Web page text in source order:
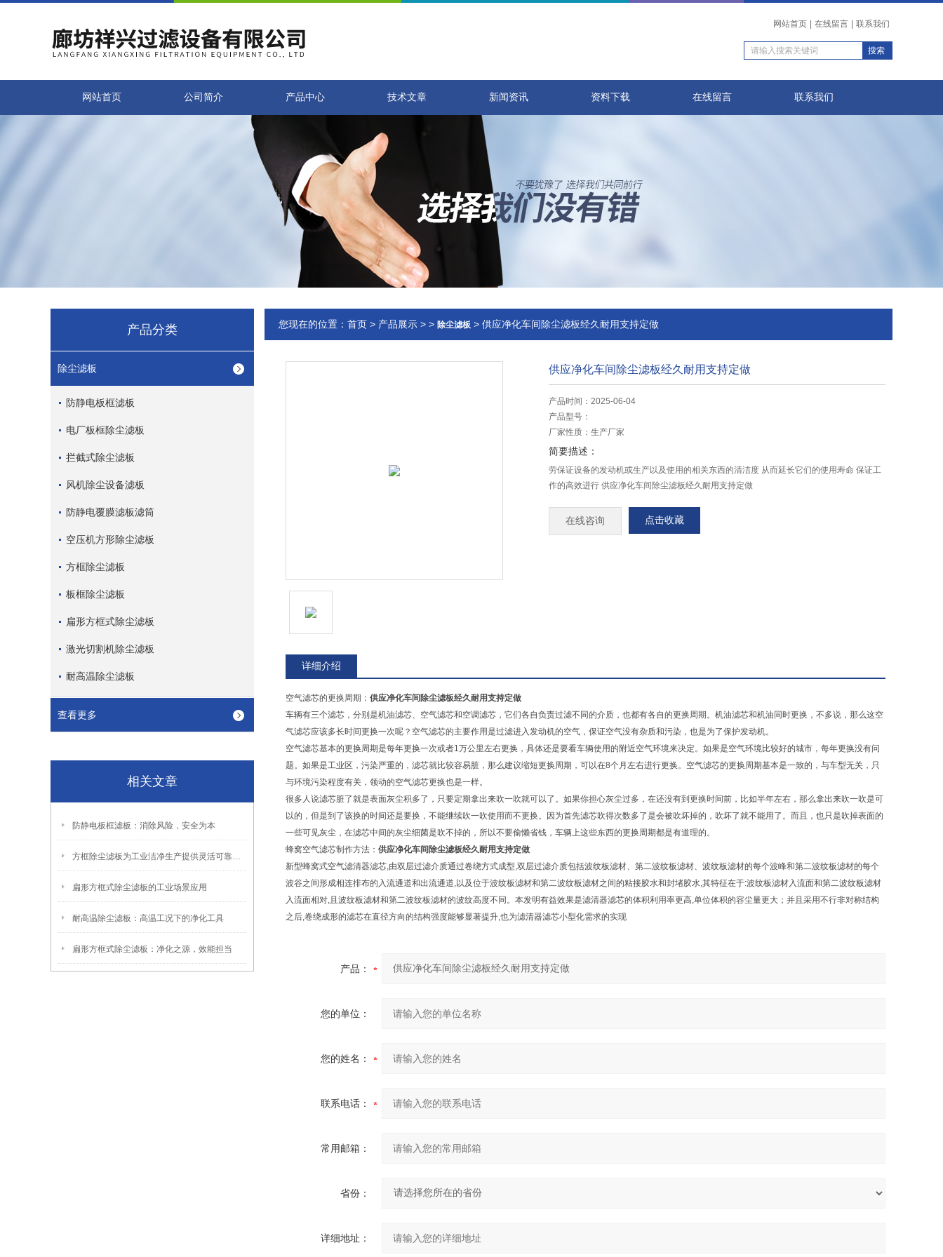
网站首页 在线留言 联系我们
网站首页 公司简介 产品中心 技术文章 新闻资讯 资料下载 在线留言 联系我们
产品分类
除尘滤板
防静电板框滤板
电厂板框除尘滤板
拦截式除尘滤板
风机除尘设备滤板
防静电覆膜滤板滤筒
空压机方形除尘滤板
方框除尘滤板
板框除尘滤板
扁形方框式除尘滤板
激光切割机除尘滤板
耐高温除尘滤板
查看更多
相关文章
防静电板框滤板：消除风险，安全为本
方框除尘滤板为工业洁净生产提供灵活可靠的过滤解决方案
扁形方框式除尘滤板的工业场景应用
耐高温除尘滤板：高温工况下的净化工具
扁形方框式除尘滤板：净化之源，效能担当
您现在的位置： 首页 > 产品展示 > > 除尘滤板 > 供应净化车间除尘滤板经久耐用支持定做
供应净化车间除尘滤板经久耐用支持定做
产品时间：2025-06-04
产品型号：
厂家性质： 生产厂家
简要描述：
劳保证设备的发动机或生产以及使用的相关东西的清洁度 从而延长它们的使用寿命 保证工
作的高效进行 供应净化车间除尘滤板经久耐用支持定做
在线咨询 点击收藏
详细介绍
空气滤芯的更换周期： 供应净化车间除尘滤板经久耐用支持定做
车辆有三个滤芯，分别是机油滤芯、空气滤芯和空调滤芯，它们各自负责过滤不同的介质，也都有各自的更换周期。机油滤芯和机油同时更换，不多说，那么这空
气滤芯应该多长时间更换一次呢？空气滤芯的主要作用是过滤进入发动机的空气，保证空气没有杂质和污染，也是为了保护发动机。
空气滤芯基本的更换周期是每年更换一次或者1万公里左右更换，具体还是要看车辆使用的附近空气环境来决定。如果是空气环境比较好的城市，每年更换没有问
题。如果是工业区，污染严重的，滤芯就比较容易脏，那么建议缩短更换周期，可以在8个月左右进行更换。空气滤芯的更换周期基本是一致的，与车型无关，只
与环境污染程度有关，领动的空气滤芯更换也是一样。
很多人说滤芯脏了就是表面灰尘积多了，只要定期拿出来吹一吹就可以了。如果你担心灰尘过多，在还没有到更换时间前，比如半年左右，那么拿出来吹一吹是可
以的，但是到了该换的时间还是要换，不能继续吹一吹使用而不更换。因为首先滤芯吹得次数多了是会被吹坏掉的，吹坏了就不能用了。而且，也只是吹掉表面的
一些可见灰尘，在滤芯中间的灰尘细菌是吹不掉的，所以不要偷懒省钱，车辆上这些东西的更换周期都是有道理的。
蜂窝空气滤芯制作方法： 供应净化车间除尘滤板经久耐用支持定做
新型蜂窝式空气滤清器滤芯,由双层过滤介质通过卷绕方式成型,双层过滤介质包括波纹板滤材、第二波纹板滤材、波纹板滤材的每个波峰和第二波纹板滤材的每个
波谷之间形成相连排布的入流通道和出流通道,以及位于波纹板滤材和第二波纹板滤材之间的粘接胶水和封堵胶水,其特征在于:波纹板滤材入流面和第二波纹板滤材
入流面相对,且波纹板滤材和第二波纹板滤材的波纹高度不同。本发明有益效果是滤清器滤芯的体积利用率更高,单位体积的容尘量更大；并且采用不行非对称结构
之后,卷绕成形的滤芯在直径方向的结构强度能够显著提升,也为滤清器滤芯小型化需求的实现
产品：
您的单位：
您的姓名：
联系电话：
常用邮箱：
省份：
详细地址：